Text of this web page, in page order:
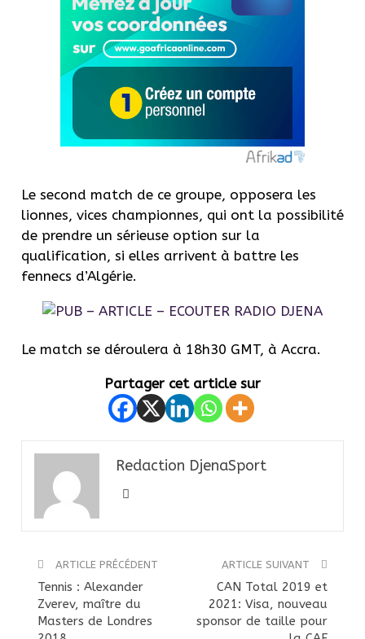
Le second match de ce groupe, opposera les
lionnes, vices championnes, qui ont la possibilité
de prendre un sérieuse option sur la
qualification, si elles arrivent à battre les
fennecs d’Algérie.
Le match se déroulera à 18h30 GMT, à Accra.
Partager cet article sur
Redaction DjenaSport
ARTICLE PRÉCÉDENT
Tennis : Alexander
Zverev, maître du
Masters de Londres
ARTICLE SUIVANT
CAN Total 2019 et
2021: Visa, nouveau
sponsor de taille pour